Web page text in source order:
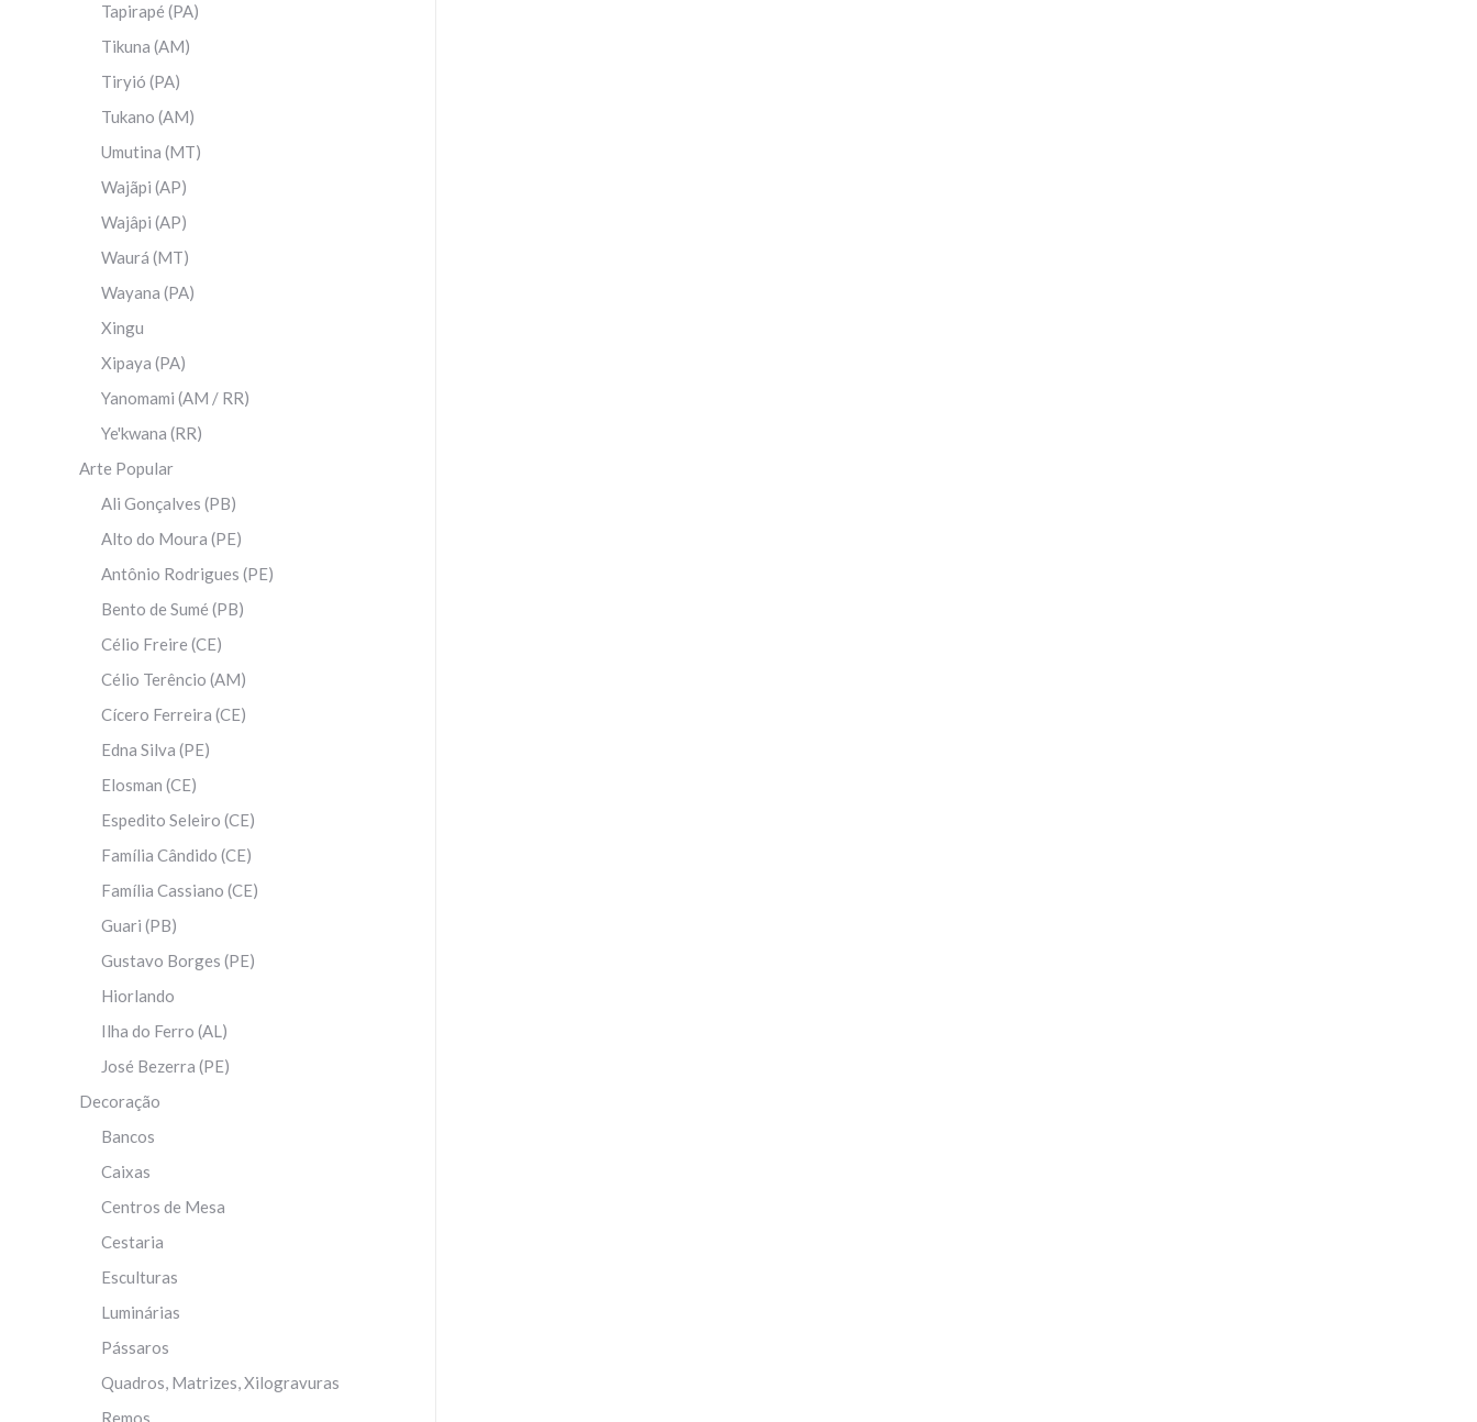
Tapirapé (PA)
Tikuna (AM)
Tiryió (PA)
Tukano (AM)
Umutina (MT)
Wajãpi (AP)
Wajâpi (AP)
Waurá (MT)
Wayana (PA)
Xingu
Xipaya (PA)
Yanomami (AM / RR)
Ye'kwana (RR)
Arte Popular
Ali Gonçalves (PB)
Alto do Moura (PE)
Antônio Rodrigues (PE)
Bento de Sumé (PB)
Célio Freire (CE)
Célio Terêncio (AM)
Cícero Ferreira (CE)
Edna Silva (PE)
Elosman (CE)
Espedito Seleiro (CE)
Família Cândido (CE)
Família Cassiano (CE)
Guari (PB)
Gustavo Borges (PE)
Hiorlando
Ilha do Ferro (AL)
José Bezerra (PE)
Decoração
Bancos
Caixas
Centros de Mesa
Cestaria
Esculturas
Luminárias
Pássaros
Quadros, Matrizes, Xilogravuras